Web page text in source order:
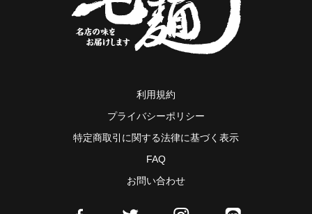
利用規約
プライバシーポリシー
特定商取引に関する法律に基づく表示
FAQ
お問い合わせ